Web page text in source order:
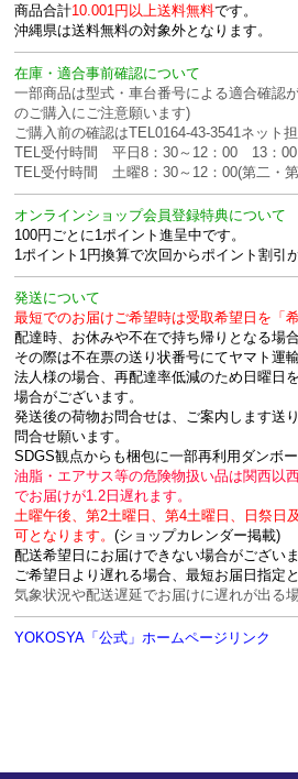
商品合計10.001円以上送料無料です。
沖縄県は送料無料の対象外となります。
在庫・適合事前確認について
一部商品は型式・車台番号による適合確認
のご購入にご注意願います)
ご購入前の確認はTEL0164-43-3541ネット
TEL受付時間 平日8：30～12：00 13：00
TEL受付時間 土曜8：30～12：00(第二・
オンラインショップ会員登録特典について
100円ごとに1ポイント進呈中です。
1ポイント1円換算で次回からポイント割引
発送について
最短でのお届けご希望時は受取希望日を「
配達時、お休みや不在で持ち帰りとなる場
その際は不在票の送り状番号にてヤマト運
法人様の場合、再配達率低減のため日曜日
場合がございます。
発送後の荷物お問合せは、ご案内します送
問合せ願います。
SDGS観点からも梱包に一部再利用ダンボ
油脂・エアサス等の危険物扱い品は関西以
でお届けが1.2日遅れます。
土曜午後、第2土曜日、第4土曜日、日祭日
可となります。(ショップカレンダー掲載)
配送希望日にお届けできない場合がございま
ご希望日より遅れる場合、最短お届日指定
気象状況や配送遅延でお届けに遅れが出る
YOKOSYA「公式」ホームページリンク